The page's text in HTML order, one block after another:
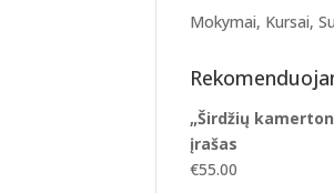
Mokymai, Kursai,
„Širdžių
įrašas
€55.00